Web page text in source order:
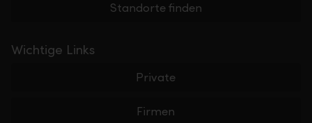
Standorte finden
Wichtige Links
Private
Firmen